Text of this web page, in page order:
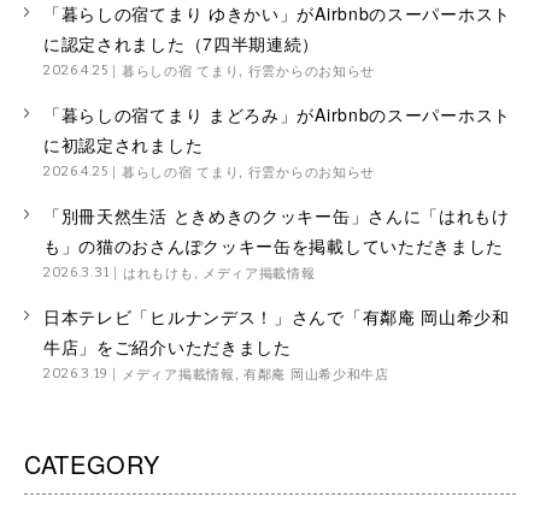
「暮らしの宿てまり ゆきかい」がAirbnbのスーパーホスト
に認定されました（7四半期連続）
2026.4.25 暮らしの宿 てまり , 行雲からのお知らせ
「暮らしの宿てまり まどろみ」がAirbnbのスーパーホスト
に初認定されました
2026.4.25 暮らしの宿 てまり , 行雲からのお知らせ
「別冊天然生活 ときめきのクッキー缶」さんに「はれもけ
も」の猫のおさんぽクッキー缶を掲載していただきました
2026.3.31 はれもけも , メディア掲載情報
日本テレビ「ヒルナンデス！」さんで「有鄰庵 岡山希少和
牛店」をご紹介いただきました
2026.3.19 メディア掲載情報,有鄰庵 岡山希少和牛店
CATEGORY